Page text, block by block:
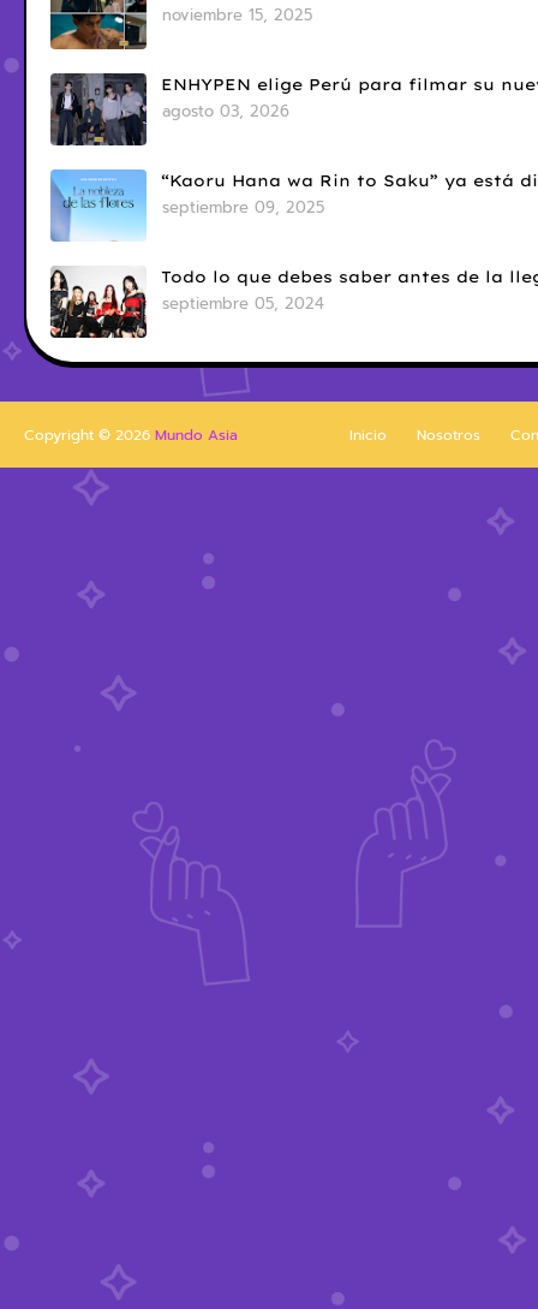
noviembre 15, 2025
ENHYPEN elige Perú para filmar su
agosto 03, 2026
“Kaoru Hana wa Rin to Saku” ya está
septiembre 09, 2025
Todo lo que debes saber antes de la
septiembre 05, 2024
Inicio Nosotros
Copyright © 2026 Mundo Asia